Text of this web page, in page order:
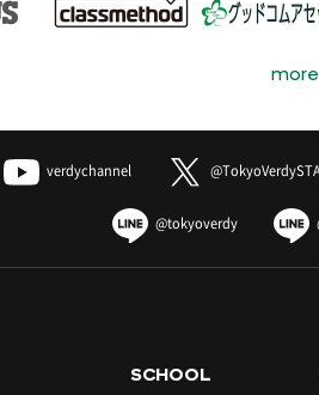
verdychannel
@tokyoverdy
SCHOOL